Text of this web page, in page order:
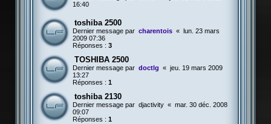
16:40
toshiba 2500
Dernier message par charentois «
lun. 23 mars
2009 07:36
Réponses : 3
TOSHIBA 2500
Dernier message par doctlg « jeu. 19 mars 2009
13:27
Réponses : 1
toshiba 2130
Dernier message par djactivity « mar. 30 déc. 2008
09:07
Réponses : 1